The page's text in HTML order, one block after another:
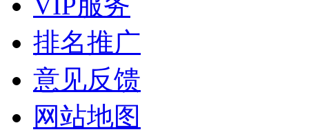
排名推广
意见反馈
网站地图